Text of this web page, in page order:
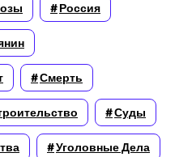
Россия
Смерть
Суды
Уголовные Дела